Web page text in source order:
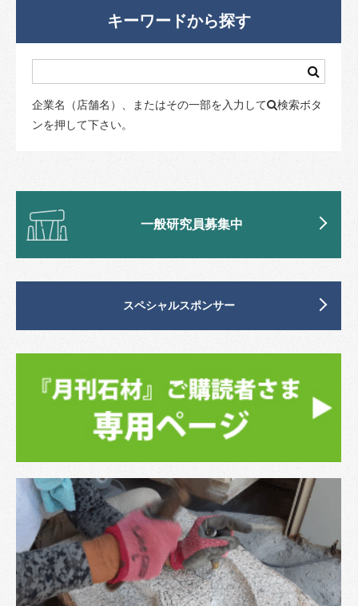
キーワードから探す
企業名（店舗名）、またはその一部を入力して
検索ボタ
ンを押して下さい。
一般研究員募集中
スペシャルスポンサー